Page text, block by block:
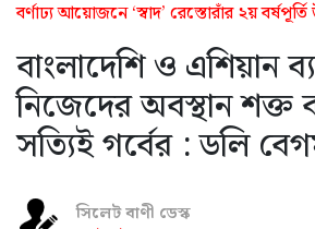
বর্ণাঢ্য আয়োজনে ‘স্বাদ’ রেস্তোরাঁর ২য়
বাংলাদেশি ও এশিয়ান
নিজেদের অবস্থান শক্ত
সত্যিই গর্বের : ডলি
সিলেট বাণী ডেস্ক